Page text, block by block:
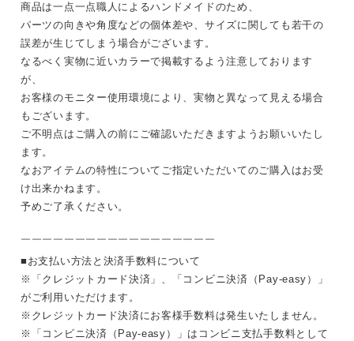
商品は一点一点職人によるハンドメイドのため、
パーツの向きや角度などの個体差や、サイズに関しても若干の
誤差が生じてしまう場合がございます。
なるべく実物に近いカラーで掲載するよう注意しております
が、
お客様のモニター使用環境により、実物と異なって見える場合
もございます。
ご不明点はご購入の前にご確認いただきますようお願いいたし
ます。
なおアイテムの特性についてご指定いただいてのご購入はお受
け出来かねます。
予めご了承ください。
￣￣￣￣￣￣￣￣￣￣￣￣￣￣￣￣￣￣
■お支払い方法と決済手数料について
※「クレジットカード決済」、「コンビニ決済（Pay-easy）」
がご利用いただけます。
※クレジットカード決済にお客様手数料は発生いたしません。
※「コンビニ決済（Pay-easy）」はコンビニ支払手数料として